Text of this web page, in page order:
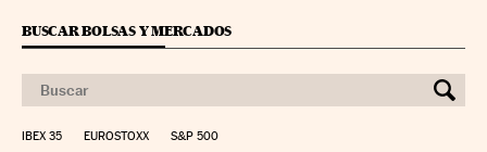
BUSCAR BOLSAS Y MERCADOS
IBEX 35 EUROSTOXX S&P 500